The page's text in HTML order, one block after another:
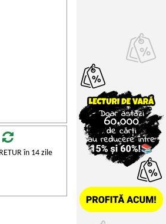
în 14 zile